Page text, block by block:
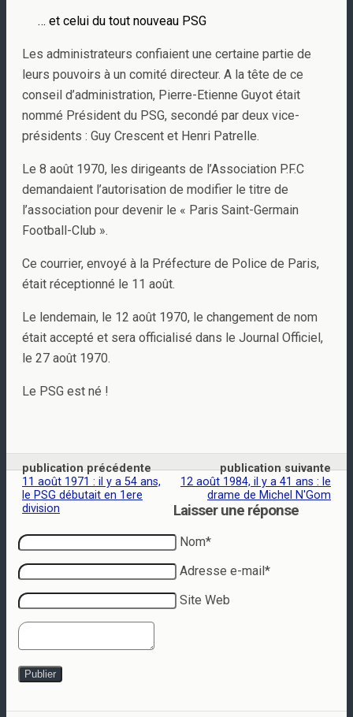
… et celui du tout nouveau PSG
Les administrateurs confiaient une certaine partie de
leurs pouvoirs à un comité directeur. A la tête de ce
conseil d’administration, Pierre-Etienne Guyot était
nommé Président du PSG, secondé par deux vice-
présidents : Guy Crescent et Henri Patrelle.
Le 8 août 1970, les dirigeants de l’Association P.F.C
demandaient l’autorisation de modifier le titre de
l’association pour devenir le « Paris Saint-Germain
Football-Club ».
Ce courrier, envoyé à la Préfecture de Police de Paris,
était réceptionné le 11 août.
Le lendemain, le 12 août 1970, le changement de nom
était accepté et sera officialisé dans le Journal Officiel,
le 27 août 1970.
Le PSG est né !
publication précédente
11 août 1971 : il y a 54 ans,
le PSG débutait en 1ere
division
publication suivante
12 août 1984, il y a 41 ans : le
drame de Michel N'Gom
Laisser une réponse
Nom*
Adresse e-mail*
Site Web
Publier